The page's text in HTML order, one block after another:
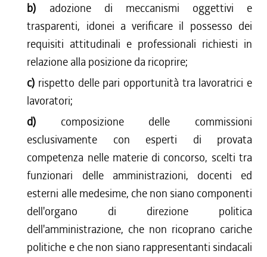
b) adozione di meccanismi oggettivi e
trasparenti, idonei a verificare il possesso dei
requisiti attitudinali e professionali richiesti in
relazione alla posizione da ricoprire;
c) rispetto delle pari opportunità tra lavoratrici e
lavoratori;
d) composizione delle commissioni
esclusivamente con esperti di provata
competenza nelle materie di concorso, scelti tra
funzionari delle amministrazioni, docenti ed
esterni alle medesime, che non siano componenti
dell'organo di direzione politica
dell'amministrazione, che non ricoprano cariche
politiche e che non siano rappresentanti sindacali